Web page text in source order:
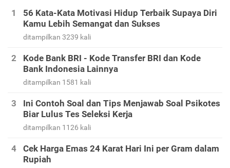
56 Kata-Kata Motivasi Hidup Terbaik Supaya Diri
Kamu Lebih Semangat dan Sukses
ditampilkan 3239 kali
Kode Bank BRI - Kode Transfer BRI dan Kode
Bank Indonesia Lainnya
ditampilkan 1581 kali
Ini Contoh Soal dan Tips Menjawab Soal Psikotes
Biar Lulus Tes Seleksi Kerja
ditampilkan 1126 kali
Cek Harga Emas 24 Karat Hari Ini per Gram dalam
Rupiah